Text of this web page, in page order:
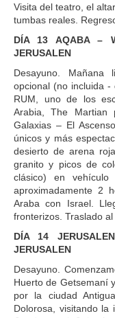
Visita del teatro, el
tumbas reales.
DÍA 13 AQABA –
JERUSALEN
Desayuno. Mañana
opcional (no incluida -
RUM, uno de los
Arabia, The
Galaxias – El
únicos y más
desierto de arena
granito y picos de
clásico) en
aproximadamente 2
Araba con Israel.
fronterizos. Traslado
DÍA 14
JERUSALEN
Desayuno.
Huerto de Getsemaní
por la ciudad
Dolorosa, visitando la